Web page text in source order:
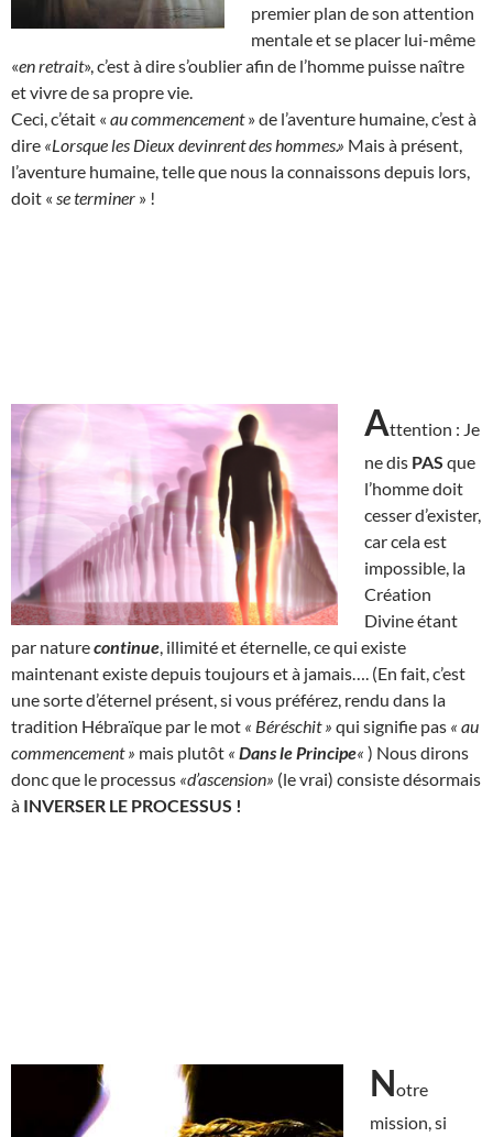
premier plan de son attention
mentale et se placer lui-même
«en retrait», c’est à dire s’oublier afin de l’homme puisse naître
et vivre de sa propre vie.
Ceci, c’était « au commencement» de l’aventure humaine, c’est à
dire «Lorsque les Dieux devinrent des hommes.» Mais à présent,
l’aventure humaine, telle que nous la connaissons depuis lors,
doit « se terminer » !
Attention : Je
ne dis PAS que
l’homme doit
cesser d’exister,
car cela est
impossible, la
Création
Divine étant
par naturecontinue , illimité et éternelle, ce qui existe
maintenant existe depuis toujours et à jamais…. (En fait, c’est
une sorte d’éternel présent, si vous préférez, rendu dans la
tradition Hébraïque par le mot « Béréschit » qui signifie pas « au
commencement » mais plutôt « Dans le Principe« ) Nous dirons
donc que le processus «d’ascension» (le vrai) consiste désormais
à INVERSER LE PROCESSUS !
Notre
mission, si